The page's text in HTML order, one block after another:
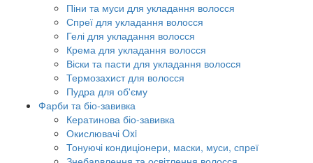
Піни та муси для укладання волосся
Спреї для укладання волосся
Гелі для укладання волосся
Крема для укладання волосся
Віски та пасти для укладання волосся
Термозахист для волосся
Пудра для об'єму
Фарби та біо-завивка
Кератинова біо-завивка
Окислювачі Oxi
Тонуючі кондиціонери, маски, муси, спреї